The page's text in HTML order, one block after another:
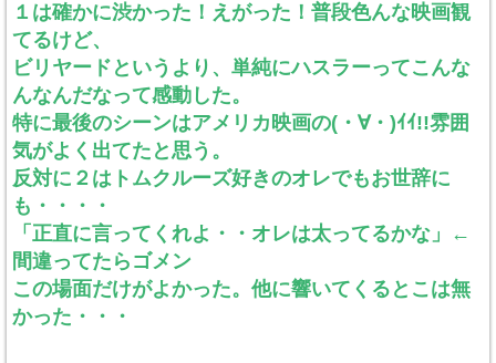
１は確かに渋かった！えがった！普段色んな映画観
てるけど、
ビリヤードというより、単純にハスラーってこんな
んなんだなって感動した。
特に最後のシーンはアメリカ映画の(・∀・)ｲｲ!!雰囲
気がよく出てたと思う。
反対に２はトムクルーズ好きのオレでもお世辞に
も・・・・
「正直に言ってくれよ・・オレは太ってるかな」←
間違ってたらゴメン
この場面だけがよかった。他に響いてくるとこは無
かった・・・